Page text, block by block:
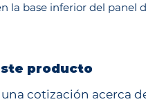
la base inferior del panel
producto
cotización acerca